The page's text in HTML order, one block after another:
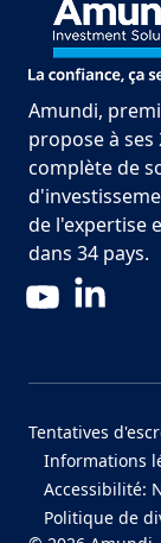
Amundi,
propose à
complète de
de l'expertise
dans 34 pays.
YouTube
Menu Footer
Tentatives
Informations
Accessibilité:
Politique de